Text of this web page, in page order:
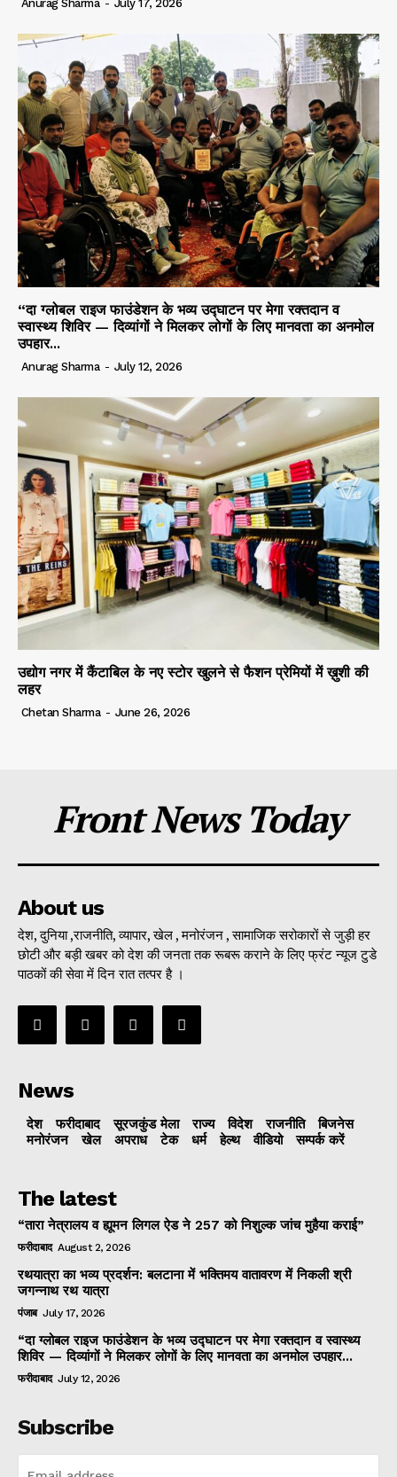
Anurag Sharma - July 17, 2026
“दा ग्लोबल राइज फाउंडेशन के भव्य उद्घाटन पर मेगा रक्तदान व
स्वास्थ्य शिविर — दिव्यांगों ने मिलकर लोगों के लिए मानवता का अनमोल
उपहार...
Anurag Sharma - July 12, 2026
उद्योग नगर में कैंटाबिल के नए स्टोर खुलने से फैशन प्रेमियों में ख़ुशी की
लहर
Chetan Sharma - June 26, 2026
Front News Today
About us
देश, दुनिया ,राजनीति, व्यापार, खेल , मनोरंजन , सामाजिक सरोकारों से जुड़ी हर
छोटी और बड़ी खबर को देश की जनता तक रूबरू कराने के लिए फ्रंट न्यूज टुडे
पाठकों की सेवा में दिन रात तत्पर है ।
News
देश फरीदाबाद सूरजकुंड मेला राज्‍य विदेश राजनीति
बिजनेस
मनोरंजन
खेल अपराध टेक धर्म हेल्थ वीडियो सम्पर्क करें
The latest
“तारा नेत्रालय व ह्यूमन लिगल ऐड ने 257 को निशुल्क जांच मुहैया कराई”
फरीदाबाद August 2, 2026
रथयात्रा का भव्य प्रदर्शन: बलटाना में भक्तिमय वातावरण में निकली श्री
जगन्नाथ रथ यात्रा
पंजाब July 17, 2026
“दा ग्लोबल राइज फाउंडेशन के भव्य उद्घाटन पर मेगा रक्तदान व स्वास्थ्य
शिविर — दिव्यांगों ने मिलकर लोगों के लिए मानवता का अनमोल उपहार...
फरीदाबाद July 12, 2026
Subscribe